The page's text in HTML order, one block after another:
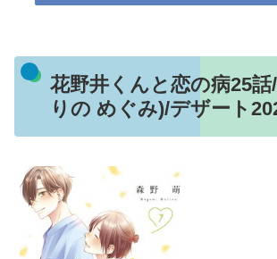
花野井くんと恋の病25話
りの めぐみ)/デザート